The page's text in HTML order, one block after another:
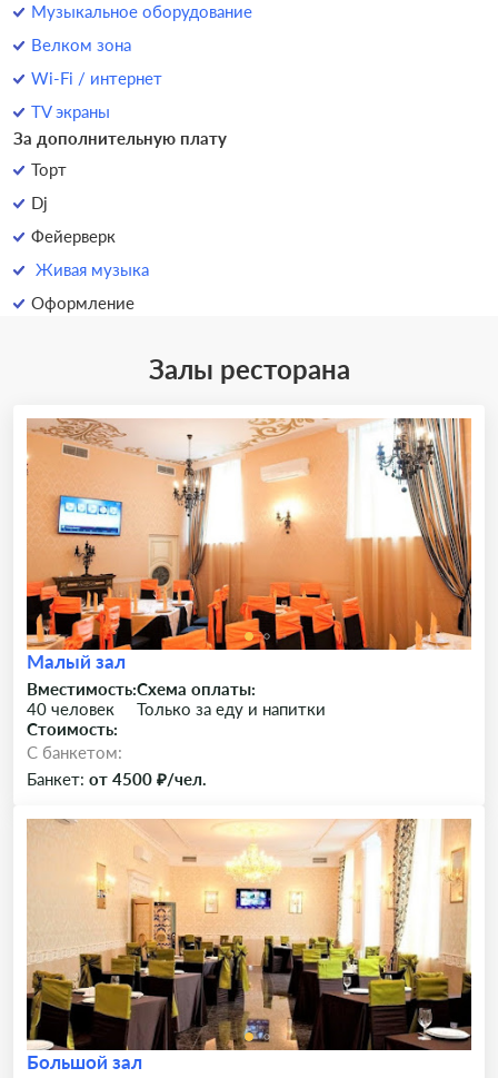
Музыкальное оборудование
Велком зона
Wi-Fi / интернет
TV экраны
За дополнительную плату
Торт
Dj
Фейерверк
Живая музыка
Оформление
Залы ресторана
Малый зал
Вместимость:
40 человек
Схема оплаты:
Только за еду и напитки
Стоимость:
C банкетом:
Банкет: от 4500 ₽/чел.
Большой зал